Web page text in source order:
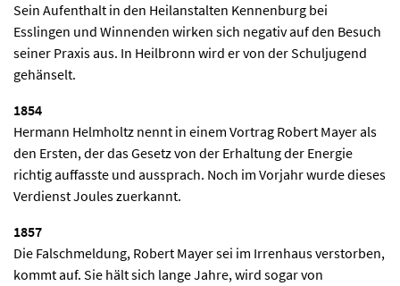
Sein Aufenthalt in den Heilanstalten Kennenburg bei
Esslingen und Winnenden wirken sich negativ auf den Besuch
seiner Praxis aus. In Heilbronn wird er von der Schuljugend
gehänselt.
1854
Hermann Helmholtz nennt in einem Vortrag Robert Mayer als
den Ersten, der das Gesetz von der Erhaltung der Energie
richtig auffasste und aussprach. Noch im Vorjahr wurde dieses
Verdienst Joules zuerkannt.
1857
Die Falschmeldung, Robert Mayer sei im Irrenhaus verstorben,
kommt auf. Sie hält sich lange Jahre, wird sogar von